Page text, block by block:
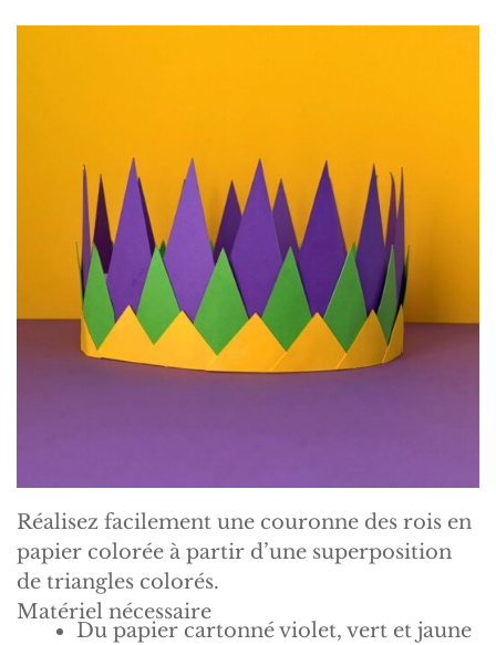
Réalisez facilement une couronne des rois en
papier colorée à partir d’une superposition
de triangles colorés.
Matériel nécessaire
Du papier cartonné violet, vert et jaune